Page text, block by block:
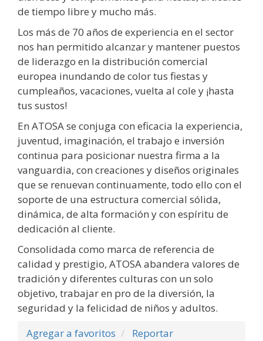
de tiempo libre y mucho más.
Los más de 70 años de experiencia en el sector
nos han permitido alcanzar y mantener puestos
de liderazgo en la distribución comercial
europea inundando de color tus fiestas y
cumpleaños, vacaciones, vuelta al cole y ¡hasta
tus sustos!
En ATOSA se conjuga con eficacia la experiencia,
juventud, imaginación, el trabajo e inversión
continua para posicionar nuestra firma a la
vanguardia, con creaciones y diseños originales
que se renuevan continuamente, todo ello con el
soporte de una estructura comercial sólida,
dinámica, de alta formación y con espíritu de
dedicación al cliente.
Consolidada como marca de referencia de
calidad y prestigio, ATOSA abandera valores de
tradición y diferentes culturas con un solo
objetivo, trabajar en pro de la diversión, la
seguridad y la felicidad de niños y adultos.
Agregar a favoritos
Reportar